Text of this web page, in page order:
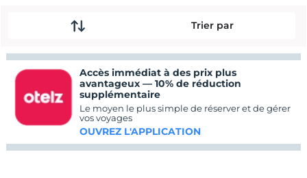
Trier par
Accès immédiat à des prix plus
avantageux — 10% de réduction
supplémentaire
Le moyen le plus simple de réserver et de gérer
vos voyages
OUVREZ L'APPLICATION